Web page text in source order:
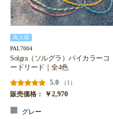
再入荷
PAL7004
Solgra（ソルグラ）バイカラーコ
ードリード｜全4色
5.0
（1）
販売価格：
￥2,970
グレー